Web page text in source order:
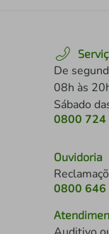
De
08h às
Sábado
0800 724
Ouvidoria
0800 646